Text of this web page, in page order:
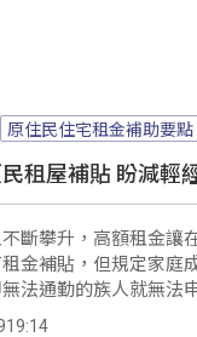
原住民住宅租金補助要點
租屋補貼 盼減輕
斷攀升，高額租金讓
金補貼，但規定家庭
法通勤的族人就無法
經濟壓力。
19:14